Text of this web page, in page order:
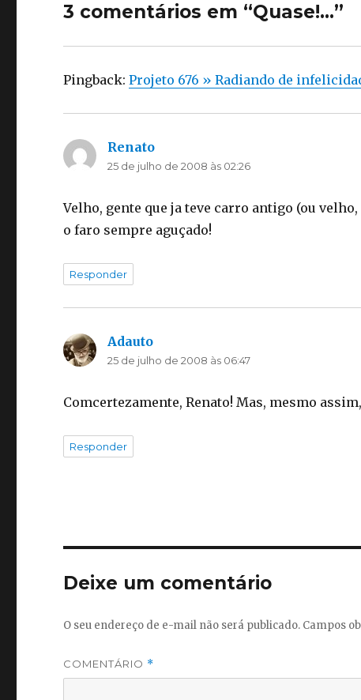
3 comentários em “Quase!…”
Pingback:Projeto 676 » Radiando de
Renato
25 de julho de 2008 às 02:26
Velho, gente que ja teve carro antigo (ou
o faro sempre aguçado!
Responder
Adauto
25 de julho de 2008 às 06:47
Comcertezamente, Renato! Mas, mesmo
Responder
Deixe um comentário
O seu endereço de e-mail não será publicado. Campos
COMENTÁRIO *